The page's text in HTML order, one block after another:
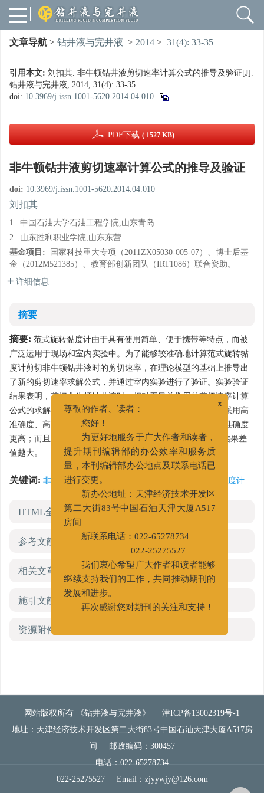
文章导航 > 钻井液与完井液 > 2014 > 31(4): 33-35
引用本文: 刘扣其. 非牛顿钻井液剪切速率计算公式的推导及验证[J].
钻井液与完井液, 2014, 31(4): 33-35.
doi: 10.3969/j.issn.1001-5620.2014.04.010
PDF下载 ( 1527 KB)
非牛顿钻井液剪切速率计算公式的推导及验证
doi: 10.3969/j.issn.1001-5620.2014.04.010
刘扣其
1. 中国石油大学石油工程学院,山东青岛
2. 山东胜利职业学院,山东东营
基金项目:
国家科技重大专项（2011ZX05030-005-07）、博士后基
金（2012M521385）、教育部创新团队（IRT1086）联合资助。
详细信息
摘要
摘要: 范式旋转黏度计由于具有使用简单、便于携带等特点，而被
广泛运用于现场和室内实验中。为了能够较准确地计算范式旋转黏
度计剪切非牛顿钻井液时的剪切速率，在理论模型的基础上推导出
了新的剪切速率求解公式，并通过室内实验进行了验证。实验验证
结果表明，剪切非牛顿钻井液时，相对于目前常用的剪切速率计算
公式的求解结果，采用新推导的计算公式求得的剪切速率与采用高
准确度、高精度的安东帕流变仪测得的实验结果更加接近，准确度
更高；而且被测液体的非牛顿性越强，2 种计算方式得到的结果差
值越大。
关键词: 非牛顿钻井液/ 范式旋转黏度计
HTML全文
参考文献
相关文章
施引文献
资源附件
网站版权所有 《钻井液与完井液》
津ICP备13002319号-1
地址：天津经济技术开发区第二大街83号中国石油天津大厦A517房
间
邮政编码：300457
电话：022-65278734
022-25275527
Email： zjyywjy@126.com
尊敬的作者、读者：
您好！
为更好地服务于广大作者和读者，
提升期刊编辑部的办公效率和服务质
量，本刊编辑部办公地点及联系电话已
进行变更。
新办公地址：天津经济技术开发区
第二大街83号中国石油天津大厦A517
房间
新联系电话：022-65278734
022-25275527
我们衷心希望广大作者和读者能够
继续支持我们的工作，共同推动期刊的
发展和进步。
再次感谢您对期刊的关注和支持！